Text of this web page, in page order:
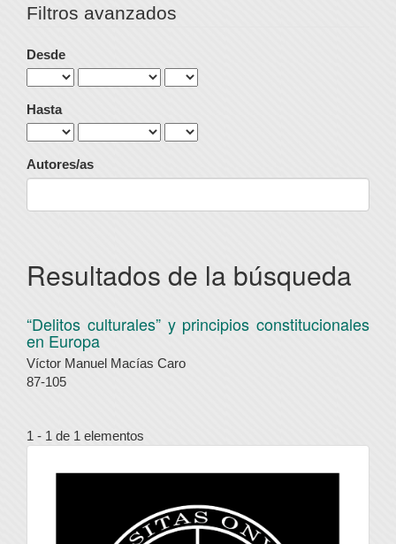
Filtros avanzados
Desde
Hasta
Autores/as
Resultados de la búsqueda
“Delitos culturales” y principios constitucionales
en Europa
Víctor Manuel Macías Caro
87-105
1 - 1 de 1 elementos
universidad